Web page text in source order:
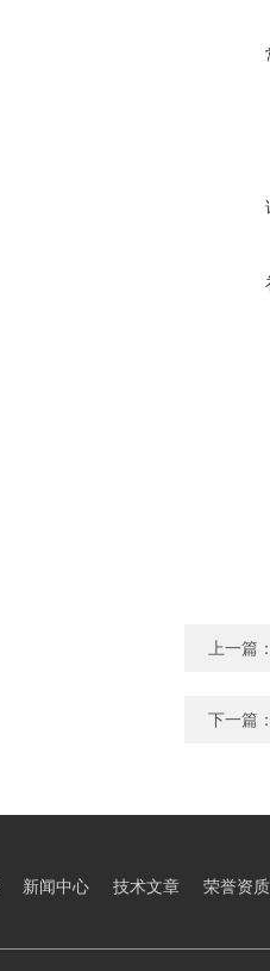
上一篇
下一篇
新闻中心 技术文章 荣誉资质